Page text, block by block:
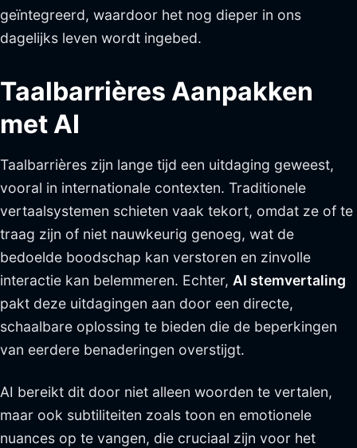
geïntegreerd, waardoor het nog dieper in ons
dagelijks leven wordt ingebed.
Taalbarrières Aanpakken
met AI
Taalbarrières zijn lange tijd een uitdaging geweest,
vooral in internationale contexten. Traditionele
vertaalsystemen schieten vaak tekort, omdat ze of te
traag zijn of niet nauwkeurig genoeg, wat de
bedoelde boodschap kan verstoren en zinvolle
interactie kan belemmeren. Echter, AI stemvertaling
pakt deze uitdagingen aan door een directe,
schaalbare oplossing te bieden die de beperkingen
van eerdere benaderingen overstijgt.
AI bereikt dit door niet alleen woorden te vertalen,
maar ook subtiliteiten zoals toon en emotionele
nuances op te vangen, die cruciaal zijn voor het